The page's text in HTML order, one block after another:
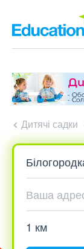
Дитячі садки